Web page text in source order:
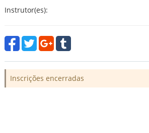
Instrutor(es):
Inscrições encerradas